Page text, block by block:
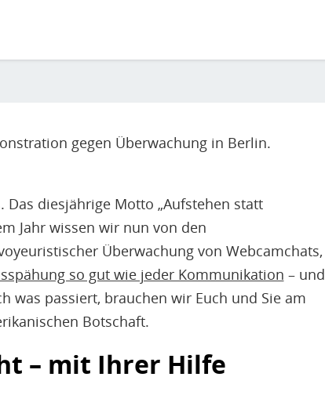
gegen Überwachung in Berlin.
diesjährige Motto „Aufstehen statt
Jahr wissen wir nun von den
Überwachung von Webcamchats,
so gut wie jeder Kommunikation – und
was passiert, brauchen wir Euch und Sie am
Botschaft.
– mit Ihrer Hilfe